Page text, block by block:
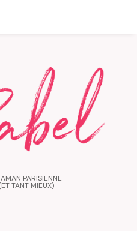
PARISIENNE
TANT MIEUX)